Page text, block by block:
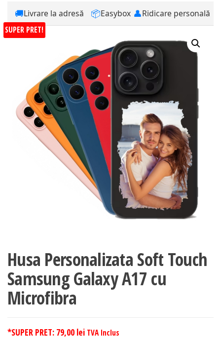
🚚Livrare la adresă 📦Easybox 👤Ridicare personală
SUPER PRET!
Husa Personalizata Soft Touch
Samsung Galaxy A17 cu
Microfibra
*SUPER PRET: 79,00 lei TVA Inclus